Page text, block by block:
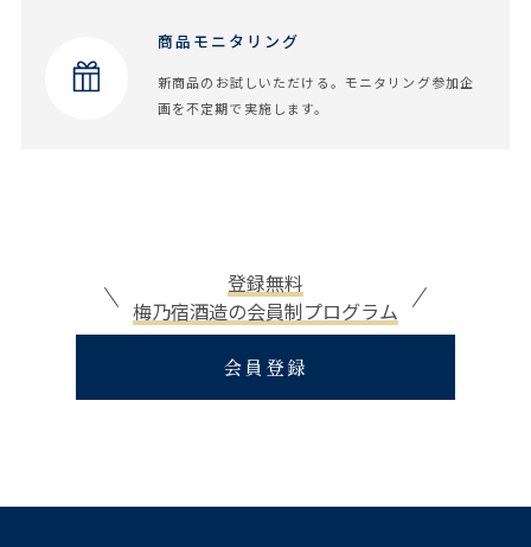
商品モニタリング
新商品のお試しいただける。モニタリング参加企
画を不定期で実施します。
登録無料
梅乃宿酒造の会員制プログラム
会員登録